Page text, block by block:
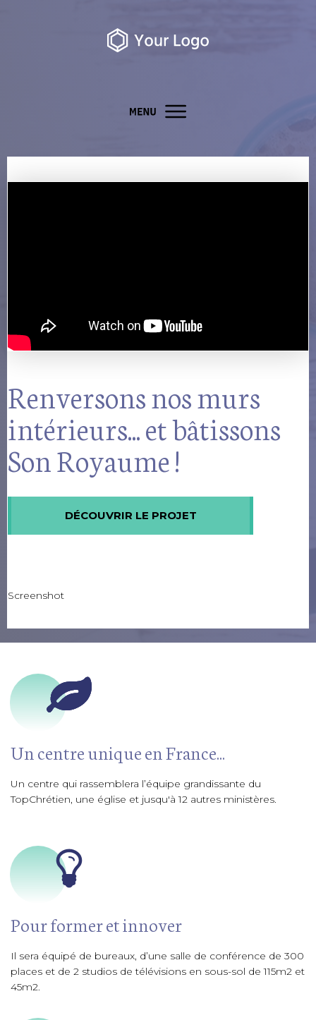
Renversons nos murs
intérieurs... et bâtissons
Son Royaume !
DÉCOUVRIR LE PROJET
Screenshot
Un centre unique en France...
Un centre qui rassemblera l’équipe grandissante du
TopChrétien, une église et jusqu'à 12 autres ministères.
Pour former et innover
Il sera équipé de bureaux, d’une salle de conférence de 300
places et de 2 studios de télévisions en sous-sol de 115m2 et
45m2.